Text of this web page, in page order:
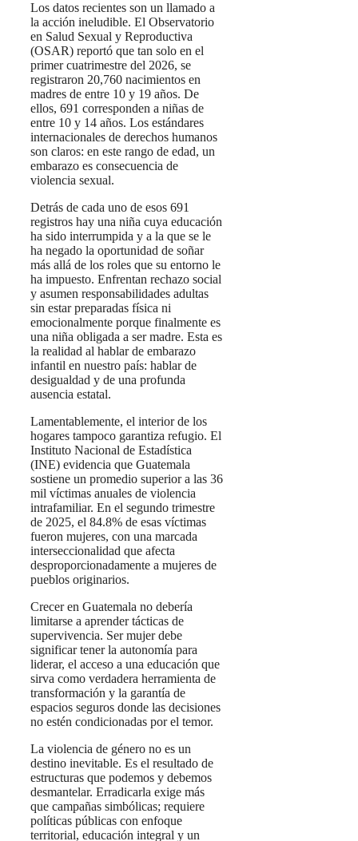
Los datos recientes son un llamado a
la acción ineludible. El Observatorio
en Salud Sexual y Reproductiva
(OSAR) reportó que tan solo en el
primer cuatrimestre del 2026, se
registraron 20,760 nacimientos en
madres de entre 10 y 19 años. De
ellos, 691 corresponden a niñas de
entre 10 y 14 años. Los estándares
internacionales de derechos humanos
son claros: en este rango de edad, un
embarazo es consecuencia de
violencia sexual.
Detrás de cada uno de esos 691
registros hay una niña cuya educación
ha sido interrumpida y a la que se le
ha negado la oportunidad de soñar
más allá de los roles que su entorno le
ha impuesto. Enfrentan rechazo social
y asumen responsabilidades adultas
sin estar preparadas física ni
emocionalmente porque finalmente es
una niña obligada a ser madre. Esta es
la realidad al hablar de embarazo
infantil en nuestro país: hablar de
desigualdad y de una profunda
ausencia estatal.
Lamentablemente, el interior de los
hogares tampoco garantiza refugio. El
Instituto Nacional de Estadística
(INE) evidencia que Guatemala
sostiene un promedio superior a las 36
mil víctimas anuales de violencia
intrafamiliar. En el segundo trimestre
de 2025, el 84.8% de esas víctimas
fueron mujeres, con una marcada
interseccionalidad que afecta
desproporcionadamente a mujeres de
pueblos originarios.
Crecer en Guatemala no debería
limitarse a aprender tácticas de
supervivencia. Ser mujer debe
significar tener la autonomía para
liderar, el acceso a una educación que
sirva como verdadera herramienta de
transformación y la garantía de
espacios seguros donde las decisiones
no estén condicionadas por el temor.
La violencia de género no es un
destino inevitable. Es el resultado de
estructuras que podemos y debemos
desmantelar. Erradicarla exige más
que campañas simbólicas; requiere
políticas públicas con enfoque
territorial, educación integral y un